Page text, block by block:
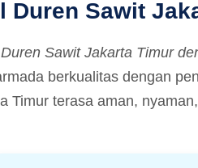
Duren Sawit
Sawit Jakarta Timur
berkualitas dengan
Timur terasa aman,